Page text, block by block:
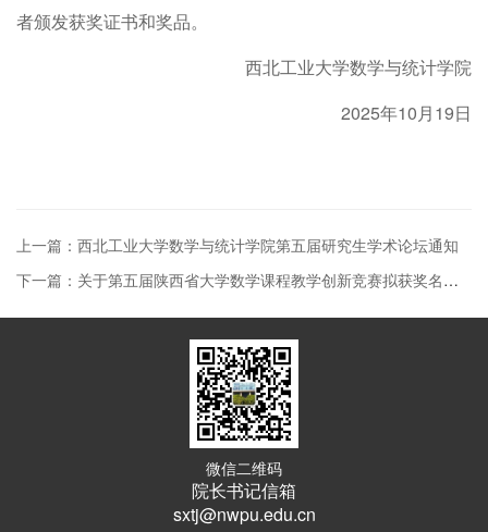
者颁发获奖证书和奖品。
西北工业大学数学与统计学院
2025年10月19日
上一篇：西北工业大学数学与统计学院第五届研究生学术论坛通知
下一篇：关于第五届陕西省大学数学课程教学创新竞赛拟获奖名单的公示
微信二维码
院长书记信箱
sxtj@nwpu.edu.cn